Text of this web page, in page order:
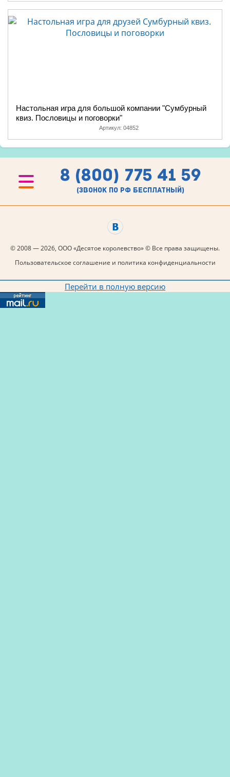
Настольная игра для большой компании "Сумбурный
квиз. Пословицы и поговорки"
Артикул: 04852
8 (800) 775 41 59
(звонок по рф бесплатный)
© 2008 — 2026, ООО «Десятое королевство» © Все права защищены.
Пользовательское соглашение и политика конфиденциальности
Перейти в полную версию